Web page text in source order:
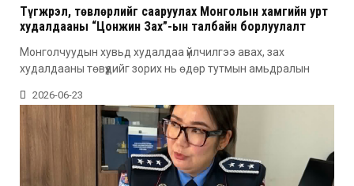
Түгжрэл, төвлөрлийг сааруулах Монголын хамгийн урт
худалдааны “Цонжин Зах”-ын талбайн борлуулалт
Монголчуудын хувьд худалдаа үйлчилгээ авах, зах
худалдааны төвүүдийг зорих нь өдөр тутмын амьдралын
2026-06-23